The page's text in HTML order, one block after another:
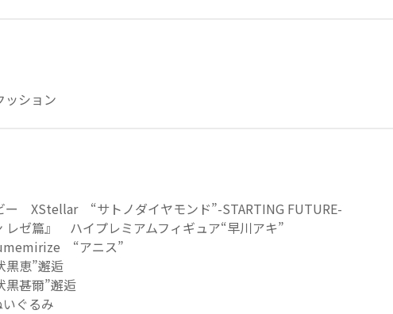
ッション
ー XStellar “サトノダイヤモンド”-STARTING FUTURE-
レゼ篇』 ハイプレミアムフィギュア“早川アキ”
“アニス”
黒恵”邂逅
黒甚爾”邂逅
ぐるみ